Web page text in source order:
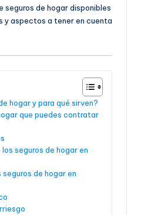
seguros de hogar disponibles
y aspectos a tener en cuenta
hogar y para qué sirven?
que puedes contratar
seguros de hogar en
de hogar en